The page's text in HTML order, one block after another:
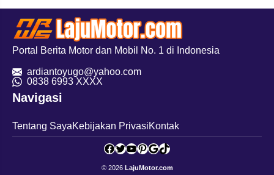
Portal Berita Motor dan Mobil No. 1 di Indonesia
ardiantoyugo@yahoo.com
0838 6993 XXXX
Navigasi
Tentang SayaKebijakan PrivasiKontak
Facebook
Twitter
YouTube
Pinterest
Google
TikTok
© 2026 LajuMotor.com